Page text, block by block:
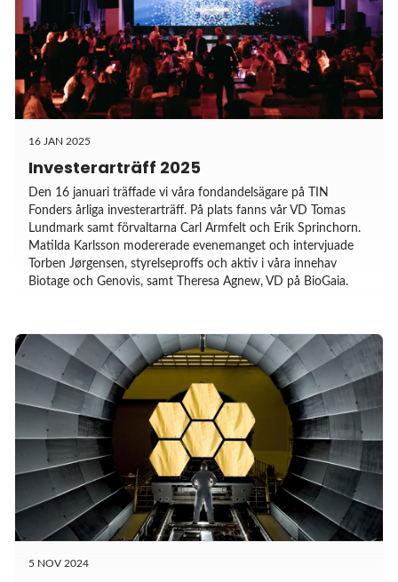
16 JAN 2025
Investerarträff 2025
Den 16 januari träffade vi våra fondandelsägare på TIN
Fonders årliga investerarträff. På plats fanns vår VD Tomas
Lundmark samt förvaltarna Carl Armfelt och Erik Sprinchorn.
Matilda Karlsson modererade evenemanget och intervjuade
Torben Jørgensen, styrelseproffs och aktiv i våra innehav
Biotage och Genovis, samt Theresa Agnew, VD på BioGaia.
5 NOV 2024